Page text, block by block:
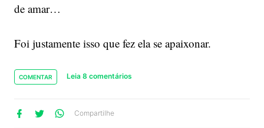
de amar…
Foi justamente isso que fez ela se apaixonar.
COMENTAR Leia 8 comentários
Compartilhe